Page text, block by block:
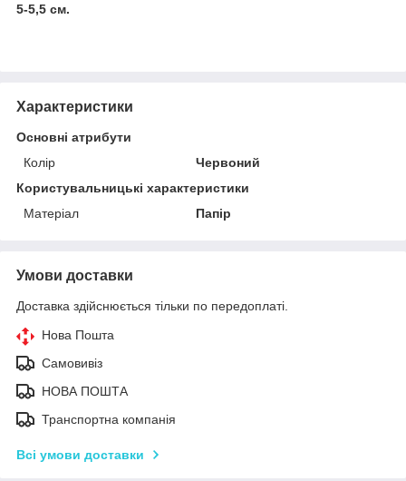
5-5,5 см.
Характеристики
Основні атрибути
Колір
Червоний
Користувальницькі характеристики
Матеріал
Папір
Умови доставки
Доставка здійснюється тільки по передоплаті.
Нова Пошта
Самовивіз
НОВА ПОШТА
Транспортна компанія
Всі умови доставки